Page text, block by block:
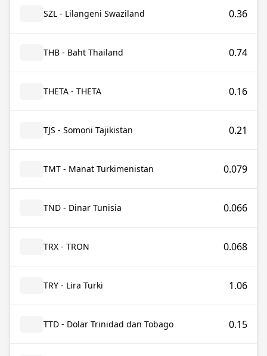
SZL - Lilangeni Swaziland 0.36
THB - Baht Thailand 0.74
THETA - THETA 0.16
TJS - Somoni Tajikistan 0.21
TMT - Manat Turkimenistan 0.079
TND - Dinar Tunisia 0.066
TRX - TRON 0.068
TRY - Lira Turki 1.06
TTD - Dolar Trinidad dan Tobago 0.15